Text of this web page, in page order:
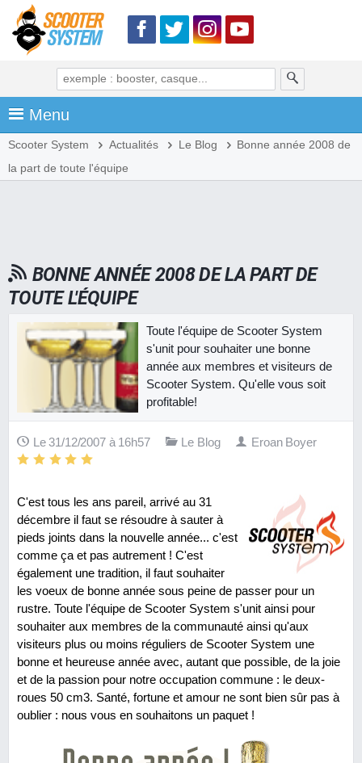
Menu
Scooter System Actualités Le Blog
Bonne année 2008 de
la part de toute l'équipe
BONNE ANNÉE 2008 DE LA PART DE
TOUTE L'ÉQUIPE
Toute l'équipe de Scooter System
s'unit pour souhaiter une bonne
année aux membres et visiteurs de
Scooter System. Qu'elle vous soit
profitable!
Le 31/12/2007 à 16h57 Le Blog Eroan Boyer
C'est tous les ans pareil, arrivé au 31
décembre il faut se résoudre à sauter à
pieds joints dans la nouvelle année... c'est
comme ça et pas autrement ! C'est
également une tradition, il faut souhaiter
les voeux de bonne année sous peine de passer pour un
rustre. Toute l'équipe de Scooter System s'unit ainsi pour
souhaiter aux membres de la communauté ainsi qu'aux
visiteurs plus ou moins réguliers de Scooter System une
bonne et heureuse année avec, autant que possible, de la joie
et de la passion pour notre occupation commune : le deux-
roues 50 cm3. Santé, fortune et amour ne sont bien sûr pas à
oublier : nous vous en souhaitons un paquet !